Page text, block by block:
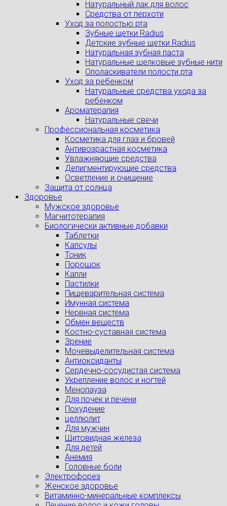
Натуральный лак для волос
Средства от перхоти
Уход за полостью рта
Зубные щетки Radius
Детские зубные щетки Radius
Натуральная зубная паста
Натуральные шелковые зубные нити
Ополаскиватели полости рта
Уход за ребенком
Натуральные средства ухода за
ребенком
Ароматерапия
Натуральные свечи
Профессиональная косметика
Косметика для глаз и бровей
Антивозрастная косметика
Увлажняющие средства
Депигментирующие средства
Осветление и очищение
Защита от солнца
Здоровье
Мужское здоровье
Магнитотерапия
Биологически активные добавки
Таблетки
Капсулы
Тоник
Порошок
Капли
Пастилки
Пищеварительная система
Имунная система
Нервная система
Обмен веществ
Костно-суставная система
Зрение
Мочевыделительная система
Антиоксиданты
Сердечно-сосудистая система
Укрепление волос и ногтей
Менопауза
Для почек и печени
Похудение
целлюлит
Для мужчин
Щитовидная железа
Для детей
Анемия
Головные боли
Электрофорез
Женское здоровье
Витаминно-минеральные комплексы